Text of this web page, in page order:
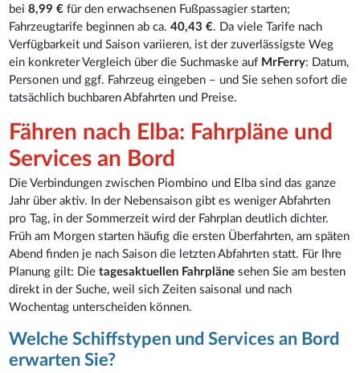
bei8,99 € für den erwachsenen Fußpassagier starten;
Fahrzeugtarife beginnen ab ca.40,43 €. Da viele Tarife nach
Verfügbarkeit und Saison variieren, ist der zuverlässigste Weg
ein konkreter Vergleich über die Suchmaske auf MrFerry: Datum,
Personen und ggf. Fahrzeug eingeben – und Sie sehen sofort die
tatsächlich buchbaren Abfahrten und Preise.
Fähren nach Elba: Fahrpläne und
Services an Bord
Die Verbindungen zwischen Piombino und Elba sind das ganze
Jahr über aktiv. In der Nebensaison gibt es weniger Abfahrten
pro Tag, in der Sommerzeit wird der Fahrplan deutlich dichter.
Früh am Morgen starten häufig die ersten Überfahrten, am späten
Abend finden je nach Saison die letzten Abfahrten statt. Für Ihre
Planung gilt: Dietagesaktuellen Fahrpläne sehen Sie am besten
direkt in der Suche, weil sich Zeiten saisonal und nach
Wochentag unterscheiden können.
Welche Schiffstypen und Services an Bord
erwarten Sie?